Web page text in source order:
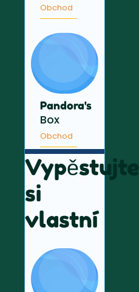
Obchod
Pandora's
Box
Obchod
Vypěstujte
si
vlastní